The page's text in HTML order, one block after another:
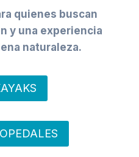
quienes buscan
y una experiencia
naturaleza.